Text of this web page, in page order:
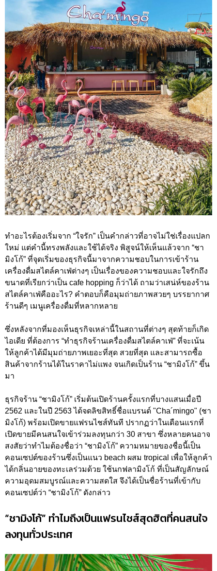
ทำอะไรต้องเริ่มจาก “ใจรัก” เป็นคำกล่าวที่อาจไม่ใช่เรื่องแปลก
ใหม่ แต่คำนี้ทรงพลังและใช้ได้จริง พิสูจน์ให้เห็นแล้วจาก “ชา
มิงโก้” ที่จุดเริ่มของธุรกิจนี้มาจากความชอบในการเข้าร้าน
เครื่องดื่มสไตล์คาเฟ่ต่างๆ เป็นเรื่องของความชอบและใจรักถึง
ขนาดที่เรียกว่าเป็น cafe hopping ก็ว่าได้ ถามว่าเสน่ห์ของร้าน
สไตล์คาเฟ่คืออะไร? คำตอบก็คือมุมถ่ายภาพสวยๆ บรรยากาศ
ร้านดีๆ เมนูเครื่องดื่มที่หลากหลาย
ซึ่งหลังจากที่มองเห็นธุรกิจเหล่านี้ในสถานที่ต่างๆ สุดท้ายก็เกิด
ไอเดีย ที่ต้องการ “ทำธุรกิจร้านเครื่องดื่มสไตล์คาเฟ่” ที่จะเน้น
ให้ลูกค้าได้มีมุมถ่ายภาพเยอะที่สุด สวยที่สุด และสามารถซื้อ
สินค้าจากร้านได้ในราคาไม่แพง จนเกิดเป็นร้าน “ชามิงโก้” ขึ้น
มา
ธุรกิจร้าน “ชามิงโก้” เริ่มต้นเปิดร้านครั้งแรกที่บางแสนเมื่อปี
2562 และในปี 2563 ได้จดลิขสิทธิ์ชื่อแบรนด์ "Cha´mingo" (ชา
มิงโก้) พร้อมเปิดขายแฟรนไชส์ทันที ปรากฏว่าในเดือนแรกที่
เปิดขายมีคนสนใจเข้าร่วมลงทุนกว่า 30 สาขา ซึ่งหลายคนอาจ
สงสัยว่าทำไมต้องชื่อว่า “ชามิงโก้” ความหมายของชื่อนี้เป็น
คอนเซปต์ของร้านซึ่งเป็นแนว beach ผสม tropical เพื่อให้ลูกค้า
ได้กลิ่นอายของทะเลร่วมด้วย ใช้นกฟลามิงโก้ ที่เป็นสัญลักษณ์
ความอุดมสมบูรณ์และความสดใส จึงได้เป็นชื่อร้านที่เข้ากับ
คอนเซปต์ว่า “ชามิงโก้” ดังกล่าว
“ชามิงโก้” ทำไมถึงเป็นแฟรนไชส์สุดฮิตที่คนสนใจ
ลงทุนทั่วประเทศ